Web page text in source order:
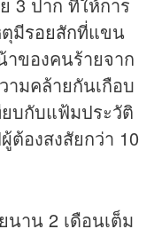
มีรอยสักที่แขน
าของคนร้ายจาก
ามคล้ายกันเกือบ
ยบกับแฟ้มประวัติ
องสงสัยกว่า 10
นาน 2 เดือนเต็ม